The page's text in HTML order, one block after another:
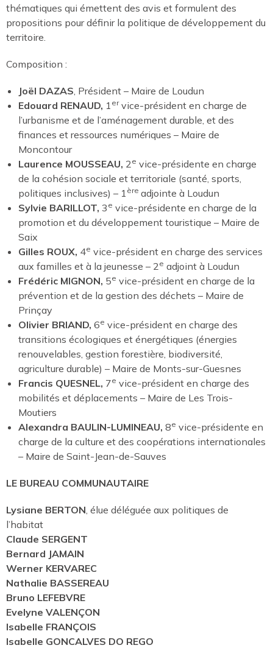
thématiques qui émettent des avis et formulent des
propositions pour définir la politique de développement du
territoire.
Composition :
Joël DAZAS , Président – Maire de Loudun
Edouard RENAUD, 1 ervice-président en charge de
l’urbanisme et de l’aménagement durable, et des
finances et ressources numériques – Maire de
Moncontour
Laurence MOUSSEAU, 2 e vice-présidente en charge
de la cohésion sociale et territoriale (santé, sports,
politiques inclusives) – 1 ère adjointe à Loudun
Sylvie BARILLOT, 3 e vice-présidente en charge de la
promotion et du développement touristique – Maire de
Saix
Gilles ROUX, 4e vice-président en charge des services
aux familles et à la jeunesse – 2 e adjoint à Loudun
Frédéric MIGNON, 5e vice-président en charge de la
prévention et de la gestion des déchets – Maire de
Prinçay
Olivier BRIAND, 6e vice-président en charge des
transitions écologiques et énergétiques (énergies
renouvelables, gestion forestière, biodiversité,
agriculture durable) – Maire de Monts-sur-Guesnes
Francis QUESNEL, 7e vice-président en charge des
mobilités et déplacements – Maire de Les Trois-
Moutiers
Alexandra BAULIN-LUMINEAU, 8e vice-présidente en
charge de la culture et des coopérations internationales
– Maire de Saint-Jean-de-Sauves
LE BUREAU COMMUNAUTAIRE
Lysiane BERTON , élue déléguée aux politiques de
l’habitat
Claude SERGENT
Bernard JAMAIN
Werner KERVAREC
Nathalie BASSEREAU
Bruno LEFEBVRE
Evelyne VALENÇON
Isabelle FRANÇOIS
Isabelle GONCALVES DO REGO